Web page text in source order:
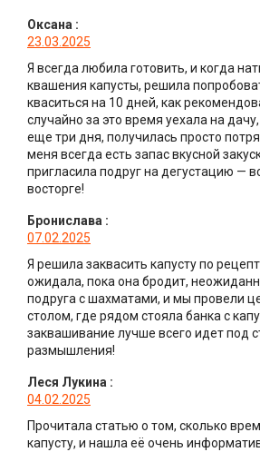
Оксана :
23.03.2025
Я всегда любила готовить, и когда
квашения капусты, решила
кваситься на 10 дней, как
случайно за это время уехала на
еще три дня, получилась просто
меня всегда есть запас вкусной
пригласила подруг на дегустацию —
восторге!
Бронислава :
07.02.2025
Я решила заквасить капусту по
ожидала, пока она бродит,
подруга с шахматами, и мы провели
столом, где рядом стояла банка с
заквашивание лучше всего идет под
размышления!
Леся Лукина :
04.02.2025
Прочитала статью о том, сколько
капусту, и нашла её очень